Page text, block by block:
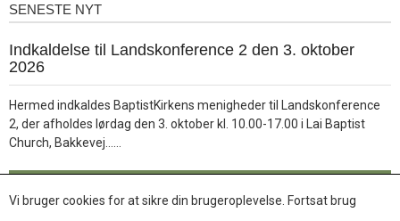
Seneste
SENESTE NYT
1.
jul.
Indkaldelse til Landskonference 2 den 3. oktober
2026
Hermed indkaldes BaptistKirkens menigheder til Landskonference
2, der afholdes lørdag den 3. oktober kl. 10.00-17.00 i Lai Baptist
Church, Bakkevej……
Læs mere
Vi bruger cookies for at sikre din brugeroplevelse. Fortsat brug